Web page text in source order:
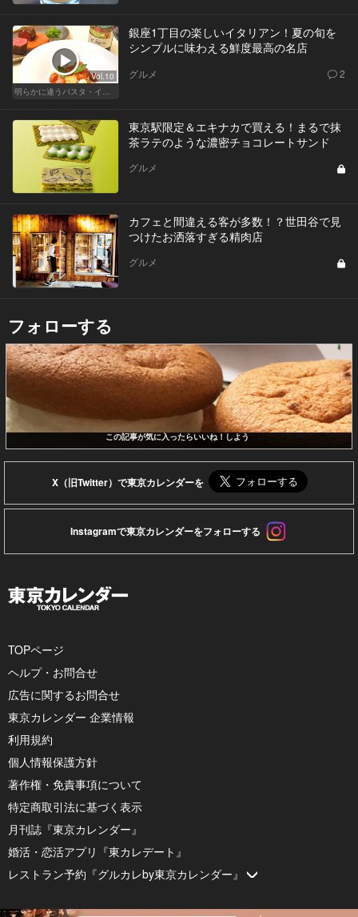
Vol.10
銀座1丁目の楽しいイタリアン！夏の旬を
シンプルに味わえる鮮度最高の名店
グルメ 2
東京駅限定＆エキナカで買える！まるで抹
茶ラテのような濃密チョコレートサンド
グルメ
カフェと間違える客が多数！？世田谷で見
つけたお洒落すぎる精肉店
グルメ
フォローする
この記事が気に入ったらいいね！しよう
X（旧Twitter）で東京カレンダーを
Instagramで東京カレンダーをフォローする
TOPページ
ヘルプ・お問合せ
広告に関するお問合せ
東京カレンダー 企業情報
利用規約
個人情報保護方針
著作権・免責事項について
特定商取引法に基づく表示
月刊誌『東京カレンダー』
婚活・恋活アプリ『東カレデート』
レストラン予約『グルカレby東京カレンダー』